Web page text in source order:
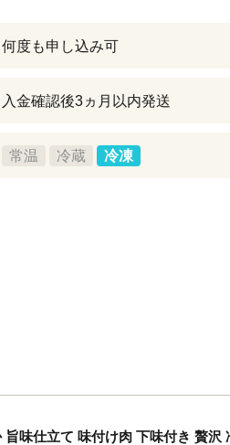
何度も申し込み可
入金確認後3ヵ月以内発送
常温 冷蔵 冷凍
味仕立て 味付け肉 下味付き 贅沢